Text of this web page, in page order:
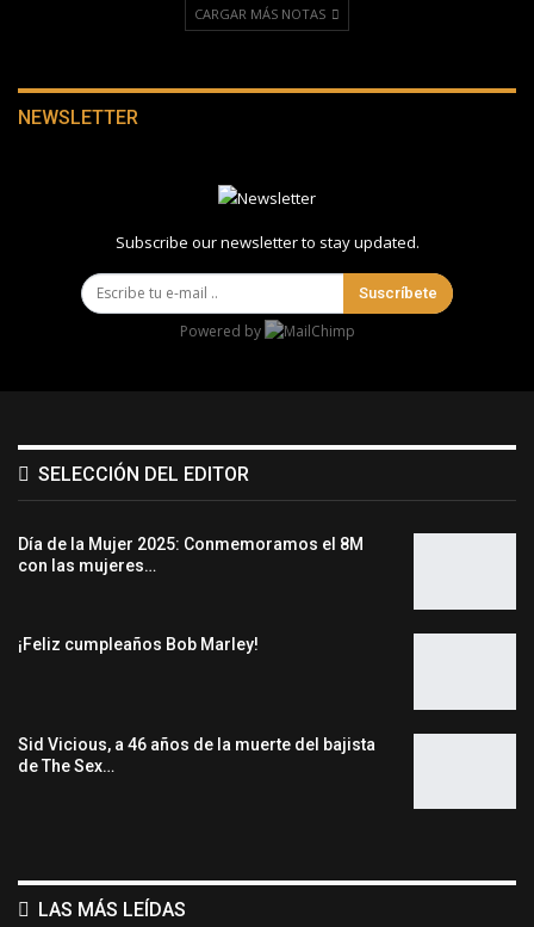
CARGAR MÁS NOTAS
NEWSLETTER
Subscribe our newsletter to stay updated.
Suscríbete
Powered by
SELECCIÓN DEL EDITOR
Día de la Mujer 2025: Conmemoramos el 8M
con las mujeres…
¡Feliz cumpleaños Bob Marley!
Sid Vicious, a 46 años de la muerte del bajista
de The Sex…
LAS MÁS LEÍDAS